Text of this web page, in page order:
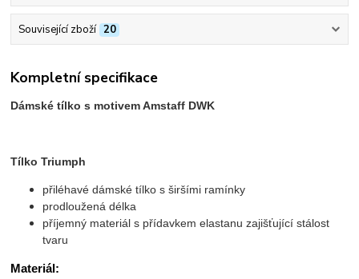
Související zboží 20
Kompletní specifikace
Dámské tílko s motivem Amstaff DWK
Tílko Triumph
přiléhavé dámské tílko s širšími ramínky
prodloužená délka
příjemný materiál s přídavkem elastanu zajišťující stálost
tvaru
Materiál: